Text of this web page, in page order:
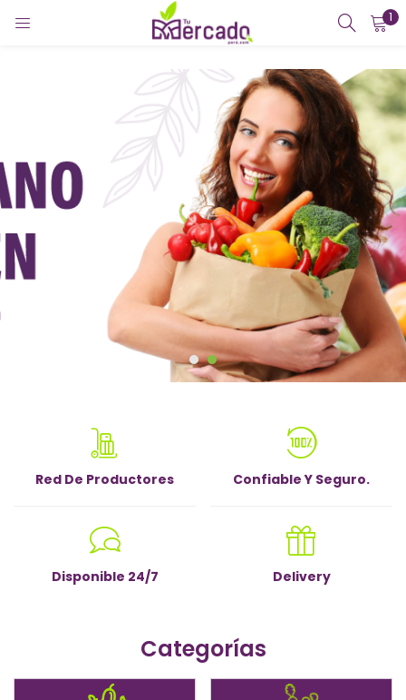
1
INICIAR SESIÓN REGISTRARSE
Introduzca su nombre de usuario y contraseña para iniciar
Recuérdame
¿Contraseña perdida?
Red De Productores Confiable Y Seguro.
Disponible 24/7 Delivery
Categorías